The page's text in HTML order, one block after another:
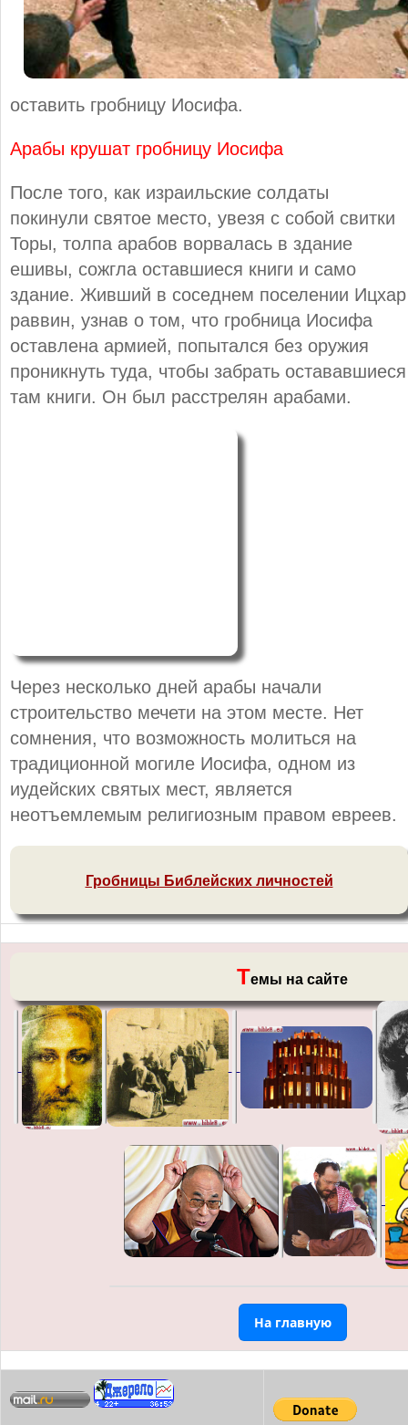
оставить гробницу Иосифа.
Арабы крушат гробницу Иосифа
После того, как израильские солдаты
покинули святое место, увезя с собой свитки
Торы, толпа арабов ворвалась в здание
ешивы, сожгла оставшиеся книги и само
здание. Живший в соседнем поселении Ицхар
раввин, узнав о том, что гробница Иосифа
оставлена армией, попытался без оружия
проникнуть туда, чтобы забрать остававшиеся
там книги. Он был расстрелян арабами.
Через несколько дней арабы начали
строительство мечети на этом месте. Нет
сомнения, что возможность молиться на
традиционной могиле Иосифа, одном из
иудейских святых мест, является
неотъемлемым религиозным правом евреев.
Гробницы Библейских личностей
Темы на сайте
На главную